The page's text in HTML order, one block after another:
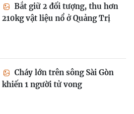
Bắt giữ 2 đối tượng, thu hơn
210kg vật liệu nổ ở Quảng Trị
Cháy lớn trên sông Sài Gòn
khiến 1 người tử vong